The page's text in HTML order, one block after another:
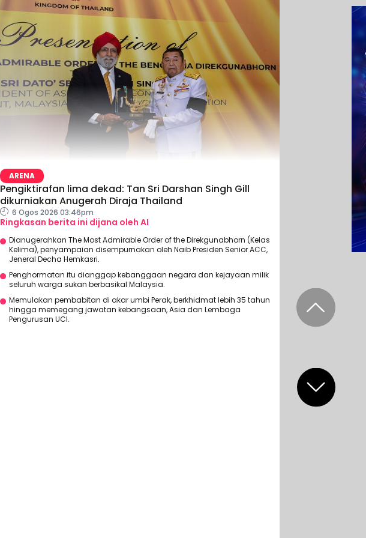
ARENA
Pengiktirafan lima dekad: Tan Sri Darshan Singh Gill
dikurniakan Anugerah Diraja Thailand
6 Ogos 2026 03:46pm
Ringkasan berita ini dijana oleh AI
Dianugerahkan The Most Admirable Order of the Direkgunabhorn (Kelas
Kelima), penyampaian disempurnakan oleh Naib Presiden Senior ACC,
Jeneral Decha Hemkasri.
Penghormatan itu dianggap kebanggaan negara dan kejayaan milik
seluruh warga sukan berbasikal Malaysia.
Memulakan pembabitan di akar umbi Perak, berkhidmat lebih 35 tahun
hingga memegang jawatan kebangsaan, Asia dan Lembaga
Pengurusan UCI.